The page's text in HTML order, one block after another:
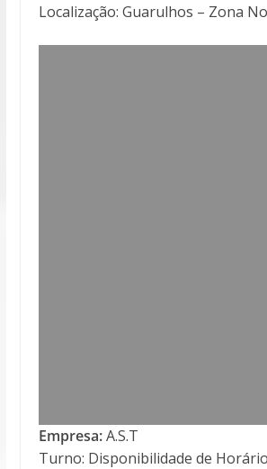
Localização: Guarulhos – Zona
Empresa:A.S.T
Turno: Disponibilidade de Horário